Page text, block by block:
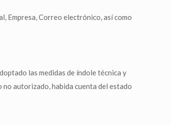
Empresa, Correo electrónico, así como
las medidas de índole técnica y
autorizado, habida cuenta del estado